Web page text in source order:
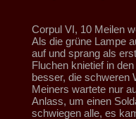
Corpul VI, 10 Meilen
Als die grüne Lampe
auf und sprang als
Fluchen knietief in
besser, die schweren
Meiners wartete nur
Anlass, um einen
schwiegen alle, es